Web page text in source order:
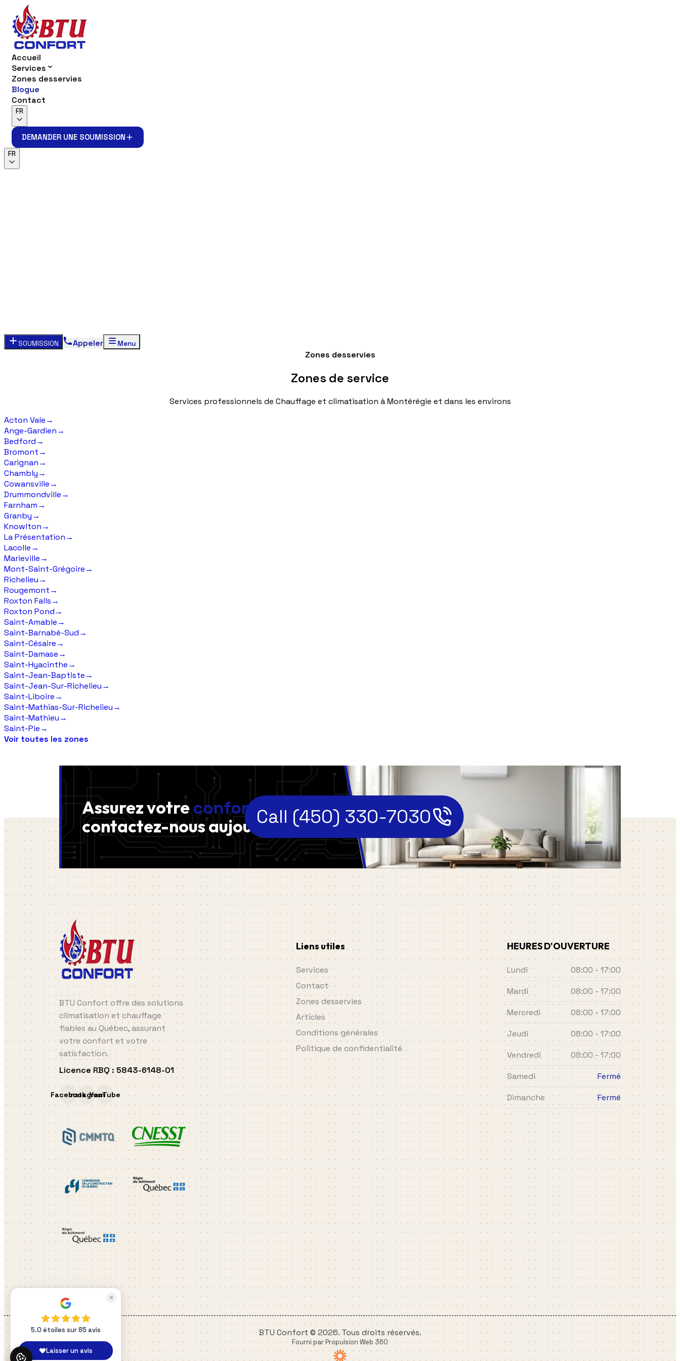
Accueil
Services
Zones desservies
Blogue
Contact
FR
DEMANDER UNE SOUMISSION
DEMANDER UNE SOUMISSION
FR
SOUMISSION Appeler Menu
Zones desservies
Zones de service
Services professionnels de Chauffage et climatisation à Montérégie et dans les environs
Acton Vale→
Ange-Gardien→
Bedford→
Bromont→
Carignan→
Chambly→
Cowansville→
Drummondville→
Farnham→
Granby→
Knowlton→
La Présentation→
Lacolle→
Marieville→
Mont-Saint-Grégoire→
Richelieu→
Rougemont→
Roxton Falls→
Roxton Pond→
Saint-Amable→
Saint-Barnabé-Sud→
Saint-Césaire→
Saint-Damase→
Saint-Hyacinthe→
Saint-Jean-Baptiste→
Saint-Jean-Sur-Richelieu→
Saint-Liboire→
Saint-Mathias-Sur-Richelieu→
Saint-Mathieu→
Saint-Pie→
Voir toutes les zones
Assurez votreconfort ,
contactez-nousaujourd'hui!Call (450) 330-7030
BTU Confort offre des solutions
climatisation et chauffage
fiables au Québec, assurant
votre confort et votre
satisfaction.
Licence RBQ : 5843-6148-01
FacebookInstagramYouTube
Liens utiles
Services
Contact
Zones desservies
Articles
Conditions générales
Politique de confidentialité
HEURES D'OUVERTURE
Lundi
08:00 - 17:00
Mardi
08:00 - 17:00
Mercredi
08:00 - 17:00
Jeudi
08:00 - 17:00
Vendredi
08:00 - 17:00
Samedi
Fermé
Dimanche
Fermé
BTU Confort © 2026. Tous droits réservés.
Fourni par Propulsion Web 360
✕
5.0 étoiles sur 85 avis
Laisser un avis